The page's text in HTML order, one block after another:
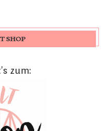
SHOP
zum: